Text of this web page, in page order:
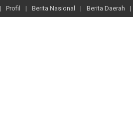
Profil Berita Nasional Berita Daerah